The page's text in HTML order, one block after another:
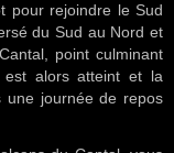
pour rejoindre le Sud
du Sud au Nord et
point culminant
est alors atteint et la
une journée de repos